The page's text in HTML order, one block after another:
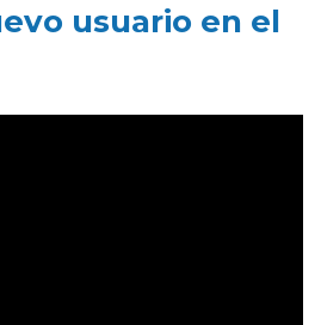
usuario en el